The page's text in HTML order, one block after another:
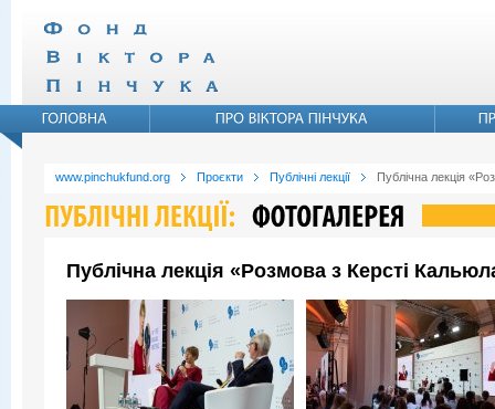
www.pinchukfund.org Проєкти Публічні лекції Публічна лекція
Публічна лекція «Розмова з Керсті